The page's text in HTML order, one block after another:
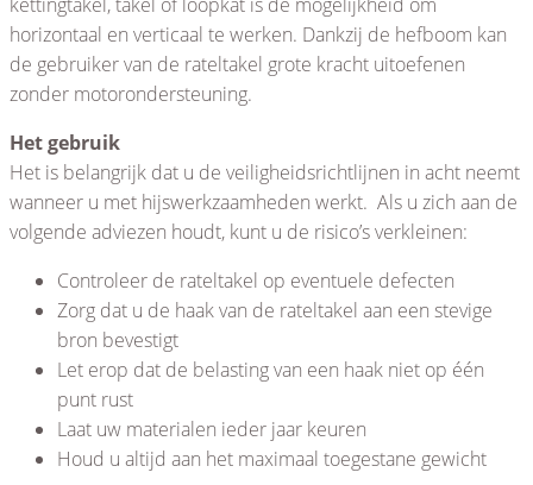
horizontaal en verticaal te werken. Dankzij de hefboom kan
de gebruiker van de rateltakel grote kracht uitoefenen
zonder motorondersteuning.
Het gebruik
Het is belangrijk dat u de veiligheidsrichtlijnen in acht neemt
wanneer u met hijswerkzaamheden werkt. Als u zich aan de
volgende adviezen houdt, kunt u de risico’s verkleinen:
Controleer de rateltakel op eventuele defecten
Zorg dat u de haak van de rateltakel aan een stevige
bron bevestigt
Let erop dat de belasting van een haak niet op één
punt rust
Laat uw materialen ieder jaar keuren
Houd u altijd aan het maximaal toegestane gewicht